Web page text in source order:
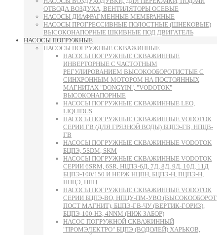
ОТВОДА ВОЗДУХА, ВЕНТИЛЯТОРЫ ОСЕВЫЕ
НАСОСЫ ДИАФРАГМЕННЫЕ МЕМБРАННЫЕ
НАСОСЫ ПРОГРЕССИВНЫЕ ПОЛОСТНЫЕ (ШНЕКОВЫЕ)
ВЫСОКОНАПОРНЫЕ ШКИВНЫЕ ПОД ДВИГАТЕЛЬ
НАСОСЫ ПОГРУЖНЫЕ
НАСОСЫ ПОГРУЖНЫЕ СКВАЖИННЫЕ
НАСОСЫ ПОГРУЖНЫЕ СКВАЖИННЫЕ
ИНВЕРТОРНЫЕ С ЧАСТОТНЫМ
РЕГУЛИРОВАНИЕМ ВЫСОКООБОРОТИСТЫЕ С
СИНХРОННЫМ МОТОРОМ НА ПОСТОЯННЫХ
МАГНИТАХ "DONGYIN", "VODOTOK"
ВЫСОКОНАПОРНЫЕ
НАСОСЫ ПОГРУЖНЫЕ СКВАЖИННЫЕ LEO,
LIQUIDUS
НАСОСЫ ПОГРУЖНЫЕ СКВАЖИННЫЕ VODOTOK
СЕРИИ ГВ (ДЛЯ ГРЯЗНОЙ ВОДЫ) БЦПЭ-ГВ, НПЦВ-
ГВ
НАСОСЫ ПОГРУЖНЫЕ СКВАЖИННЫЕ VODOTOK
БЦПЭ, 5SDM, SKM
НАСОСЫ ПОГРУЖНЫЕ СКВАЖИННЫЕ VODOTOK
СЕРИИ 6SRM, 6SR, НЦПЭ-6Д, 7Д, 8Д, 9Д, 10Д, 11Д
БЦПЭ-100/150 И НЕРЖ НЦПН, БЦПЭ-Н, ПЦПЭ-Н,
НПЦЭ, НПЦ
НАСОСЫ ПОГРУЖНЫЕ СКВАЖИННЫЕ VODOTOK
СЕРИИ БЦПЭ-ВО, НПЦУ-ПМ-УВО (ВЫСОКООБОРОТ
ПОСТ МАГНИТ), БЦПЭ-ГВ-ЧУ (ВЕРТИК-ГОРИЗ),
БЦПЭ-100-НЗ, 4NNM (НИЖ ЗАБОР)
НАСОС ПОГРУЖНОЙ СКВАЖИННЫЙ
"ПРОМЭЛЕКТРО" БЦПЭ (ВОДОЛЕЙ) ХАРЬКОВ,